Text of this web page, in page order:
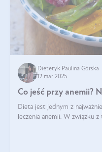
Dietetyk Paulina Górska
12 mar 2025
Co jeść przy anemii?
Dieta jest jednym z
leczenia anemii. W związku